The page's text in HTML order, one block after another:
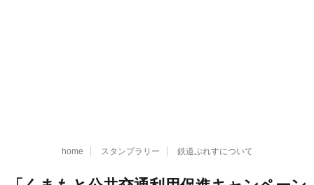
home スタンプラリー 鉄道ぷれすについて